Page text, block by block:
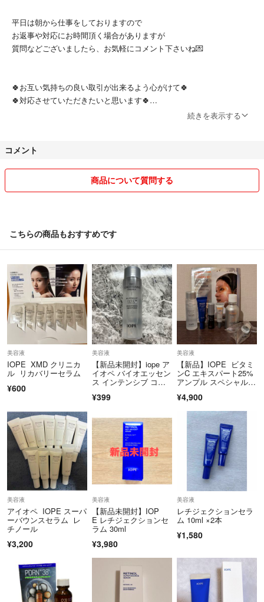
平日は朝から仕事をしておりますので
お返事や対応にお時間頂く場合がありますが
質問などございましたら、お気軽にコメント下さいね💌
🍀お互い気持ちの良い取引が出来るよう心がけて🍀
🍀対応させていただきたいと思います🍀
💌
◾️お洋服などは、梱包時の畳ジワなどつく場合がございます。ご了承下
さいませ👔👚👗
◾️お取り置きはお断りしております🙇‍♀️
◾️後払いの場合、お日にちお時間、
お知らせ頂けると嬉しいです😉✨
◾️ノークレーム・ノーリターン・ノーキャンセル
◾️一件の普通☁️評価ですが、
お相手の方からメッセージが届き、
間違えてしまったとの事でした😌
🌸読んで頂きありがとうございます🌸
ପ(⑅ˊᵕˋ⑅)ଓ
続きを表示する
コメント
商品について質問する
こちらの商品もおすすめです
美容液
IOPE XMD クリニカ
ル リカバリーセラム
¥600
美容液
【新品未開封】iope ア
イオペ バイオエッセン
ス インテンシブ コン
¥399
美容液
【新品】IOPE ビタミ
ンC エキスパート25%
アンプル スペシャルセ
¥4,900
美容液
アイオペ IOPE スーパ
ーバウンスセラム レ
チノール
¥3,200
美容液
【新品未開封】IOP
E レチジェクションセ
ラム 30ml
¥3,980
美容液
レチジェクションセラ
ム 10ml ×2本
¥1,580